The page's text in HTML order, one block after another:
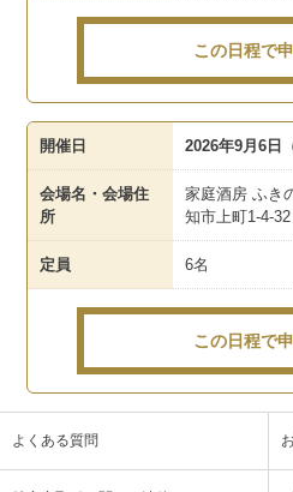
この日程で
開催日 2026年9月6日
会場名・会場住
所
家庭酒房 ふき
知市上町1-4-32
定員 6名
この日程で
よくある質問